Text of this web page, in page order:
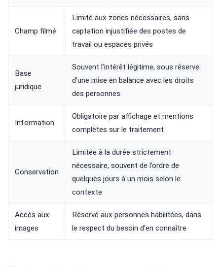
Champ filmé
Limité aux zones nécessaires, sans
captation injustifiée des postes de
travail ou espaces privés
Base
juridique
Souvent l’intérêt légitime, sous réserve
d’une mise en balance avec les droits
des personnes
Information
Obligatoire par affichage et mentions
complètes sur le traitement
Conservation
Limitée à la durée strictement
nécessaire, souvent de l’ordre de
quelques jours à un mois selon le
contexte
Accès aux
images
Réservé aux personnes habilitées, dans
le respect du besoin d’en connaître